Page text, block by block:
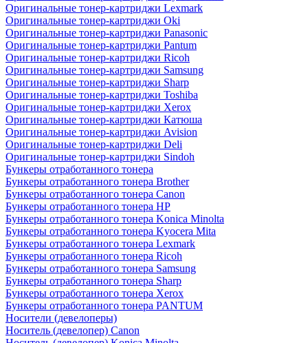
Оригинальные тонер-картриджи Lexmark
Оригинальные тонер-картриджи Oki
Оригинальные тонер-картриджи Panasonic
Оригинальные тонер-картриджи Pantum
Оригинальные тонер-картриджи Ricoh
Оригинальные тонер-картриджи Samsung
Оригинальные тонер-картриджи Sharp
Оригинальные тонер-картриджи Toshiba
Оригинальные тонер-картриджи Xerox
Оригинальные тонер-картриджи Катюша
Оригинальные тонер-картриджи Avision
Оригинальные тонер-картриджи Deli
Оригинальные тонер-картриджи Sindoh
Бункеры отработанного тонера
Бункеры отработанного тонера Brother
Бункеры отработанного тонера Canon
Бункеры отработанного тонера HP
Бункеры отработанного тонера Konica Minolta
Бункеры отработанного тонера Kyocera Mita
Бункеры отработанного тонера Lexmark
Бункеры отработанного тонера Ricoh
Бункеры отработанного тонера Samsung
Бункеры отработанного тонера Sharp
Бункеры отработанного тонера Xerox
Бункеры отработанного тонера PANTUM
Носители (девелоперы)
Носитель (девелопер) Canon